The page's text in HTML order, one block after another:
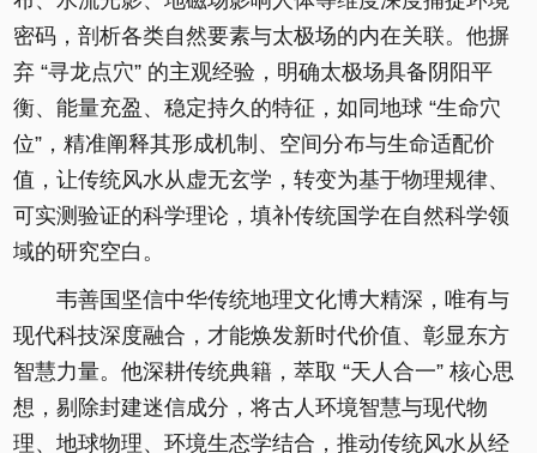
密码，剖析各类自然要素与太极场的内在关联。他摒
弃 “寻龙点穴” 的主观经验，明确太极场具备阴阳平
衡、能量充盈、稳定持久的特征，如同地球 “生命穴
位”，精准阐释其形成机制、空间分布与生命适配价
值，让传统风水从虚无玄学，转变为基于物理规律、
可实测验证的科学理论，填补传统国学在自然科学领
域的研究空白。
韦善国坚信中华传统地理文化博大精深，唯有与
现代科技深度融合，才能焕发新时代价值、彰显东方
智慧力量。他深耕传统典籍，萃取 “天人合一” 核心思
想，剔除封建迷信成分，将古人环境智慧与现代物
理、地球物理、环境生态学结合，推动传统风水从经